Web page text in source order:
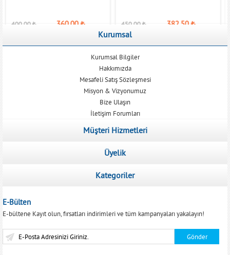
400,00₺ 360,00₺ 450,00₺ 382,50₺
Kurumsal
Kurumsal Bilgiler
Hakkımızda
Mesafeli Satış Sözleşmesi
Misyon & Vizyonumuz
Bize Ulaşın
İletişim Forumları
Müşteri Hizmetleri
Üyelik
Kategoriler
E-Bülten
E-bültene Kayıt olun, fırsatları indirimleri ve tüm kampanyaları yakalayın!